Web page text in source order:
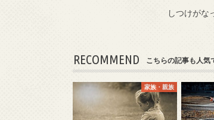
しつけがな
RECOMMEND こちらの記事も人気
家族・親族